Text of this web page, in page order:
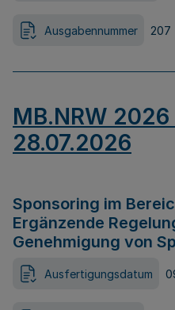
Ausgabennummer 207
MB.NRW
28.07.2026
Sponsoring im
Ergänzende
Genehmigung von
Ausfertigungsdatum